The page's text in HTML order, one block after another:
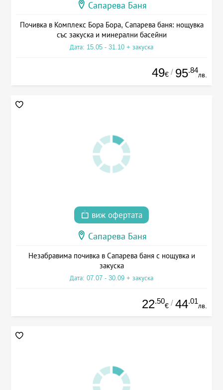
Сапарева Баня
Почивка в Комплекс Бора Бора, Сапарева баня: нощувка
със закуска и минерални басейни
Дата: 15.05 - 31.10 + закуска
49€ / 95.84
лв.
виж офертата
Сапарева Баня
Незабравима почивка в Сапарева баня с нощувка и
закуска
Дата: 07.07 - 30.09 + закуска
22.50
€ / 44.01
лв.